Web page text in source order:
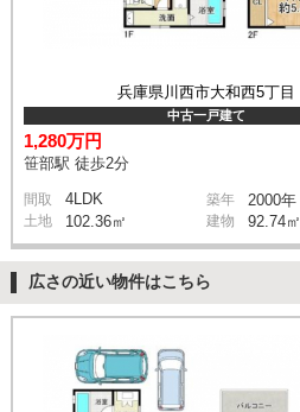
兵庫県川西市大和西5丁目
中古一戸建て
1,280万円
笹部駅 徒歩2分
間取 4LDK 築年 2000年
土地 102.36㎡ 建物 92.74㎡
広さの近い物件はこちら